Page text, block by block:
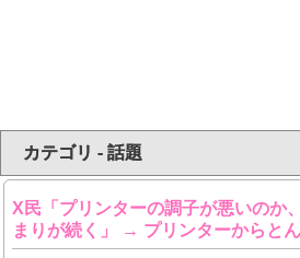
カテゴリ - 話題
X民「プリンターの調子が悪いのか
まりが続く」 → プリンターからと